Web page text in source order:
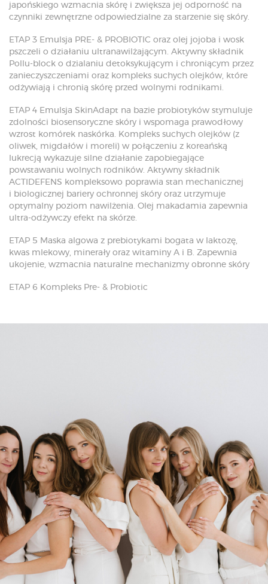
japońskiego wzmacnia skórę i zwiększa jej odporność na
czynniki zewnętrzne odpowiedzialne za starzenie się skóry.
ETAP 3 Emulsja PRE- & PROBIOTIC oraz olej jojoba i wosk
pszczeli o działaniu ultranawilżającym. Aktywny składnik
Pollu-block o dzialaniu detoksykującym i chroniącym przez
zanieczyszczeniami oraz kompleks suchych olejków, które
odżywiają i chronią skórę przed wolnymi rodnikami.
ETAP 4 Emulsja SkinAdapt na bazie probiotyków stymuluje
zdolności biosensoryczne skóry i wspomaga prawodłowy
wzrost komórek naskórka. Kompleks suchych olejków (z
oliwek, migdałów i moreli) w połączeniu z koreańską
lukrecją wykazuje silne działanie zapobiegające
powstawaniu wolnych rodników. Aktywny składnik
ACTIDEFENS kompleksowo poprawia stan mechanicznej
i biologicznej bariery ochronnej skóry oraz utrzymuje
optymalny poziom nawilżenia. Olej makadamia zapewnia
ultra-odżywczy efekt na skórze.
ETAP 5 Maska algowa z prebiotykami bogata w laktozę,
kwas mlekowy, minerały oraz witaminy A i B. Zapewnia
ukojenie, wzmacnia naturalne mechanizmy obronne skóry
ETAP 6 Kompleks Pre- & Probiotic